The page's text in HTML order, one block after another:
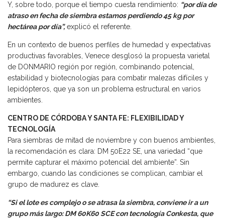
Y, sobre todo, porque el tiempo cuesta rendimiento: “por día de
atraso en fecha de siembra estamos perdiendo 45 kg por
hectárea por día”,explicó el referente.
En un contexto de buenos perfiles de humedad y expectativas
productivas favorables, Venece desglosó la propuesta varietal
de DONMARIO región por región, combinando potencial,
estabilidad y biotecnologías para combatir malezas difíciles y
lepidópteros, que ya son un problema estructural en varios
ambientes.
CENTRO DE CÓRDOBA Y SANTA FE: FLEXIBILIDAD Y
TECNOLOGÍA
Para siembras de mitad de noviembre y con buenos ambientes,
la recomendación es clara: DM 50E22 SE, una variedad “que
permite capturar el máximo potencial del ambiente”. Sin
embargo, cuando las condiciones se complican, cambiar el
grupo de madurez es clave.
“Si el lote es complejo o se atrasa la siembra, conviene ir a un
grupo más largo: DM 60K60 SCE con tecnología Conkesta, que